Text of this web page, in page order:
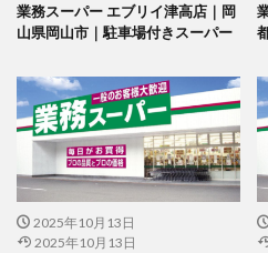
業務スーパー エブリイ津高店｜岡
山県岡山市｜駐車場付きスーパー
2025年10月13日
2025年10月13日